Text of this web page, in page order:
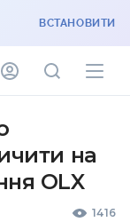
ВСТАНОВИТИ
на
OLX
1416